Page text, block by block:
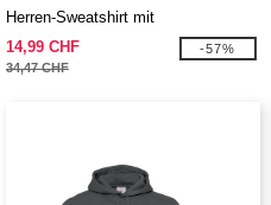
Herren-Sweatshirt mit
durchgehendem Reißverschluss
14,99 CHF
34,47 CHF
-57%